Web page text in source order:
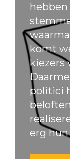
komt
kiezers
politici
erg hun